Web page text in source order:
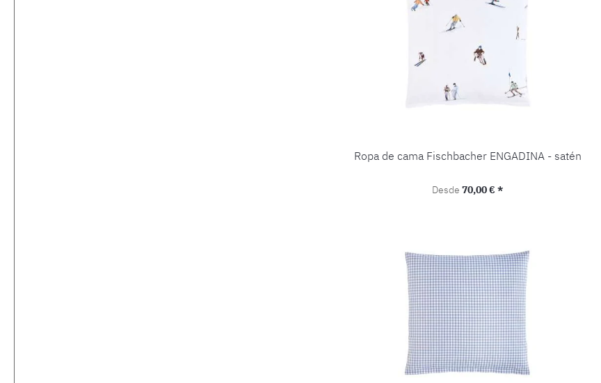
Ropa de cama Fischbacher ENGADINA - satén
Precio normal:
Desde 70,00 € *